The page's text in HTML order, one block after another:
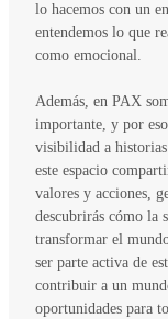
lo hacemos con un
entendemos lo que
como emocional.
Además, en PAX
importante, y por
visibilidad a
este espacio
valores y acciones,
descubrirás cómo la
transformar el
ser parte activa de
contribuir a un
oportunidades para